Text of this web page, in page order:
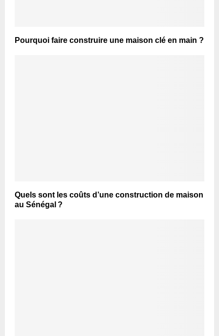
Pourquoi faire construire une maison clé en main ?
Quels sont les coûts d’une construction de maison
au Sénégal ?